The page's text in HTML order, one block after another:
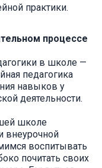
практики.
процессе
в школе —
педагогика
навыков у
деятельности.
школе
внеурочной
воспитывать
почитать своих